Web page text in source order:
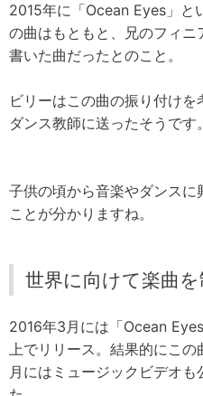
2015年に「Ocean Eyes」と
の曲はもともと、兄のフィ
書いた曲だったとのこと。
ビリーはこの曲の振り付け
ダンス教師に送ったそうです。
子供の頃から音楽やダンス
ことが分かりますね。
世界に向けて楽曲
2016年3月には「Ocean
上でリリース。結果的にこの
月にはミュージックビデオ